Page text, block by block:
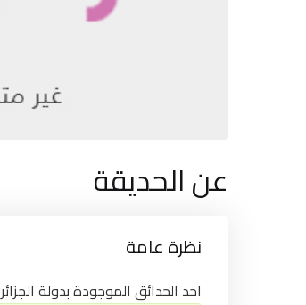
عن الحديقة
نظرة عامة
احد الحدائق الموجودة بدولة الجزائر